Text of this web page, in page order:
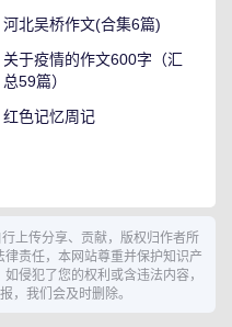
河北吴桥作文(合集6篇)
关于疫情的作文600字（汇
总59篇）
红色记忆周记
上传分享、贡献，版权归作者所
责任，本网站尊重并保护知识产
侵犯了您的权利或含违法内容，
，我们会及时删除。